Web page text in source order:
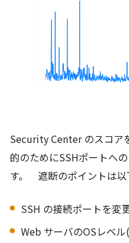
Security Center のスコア
的のためにSSHポートへ
す。 遮断のポイントは以
SSH の接続ポートを変
Web サーバのOSレベ